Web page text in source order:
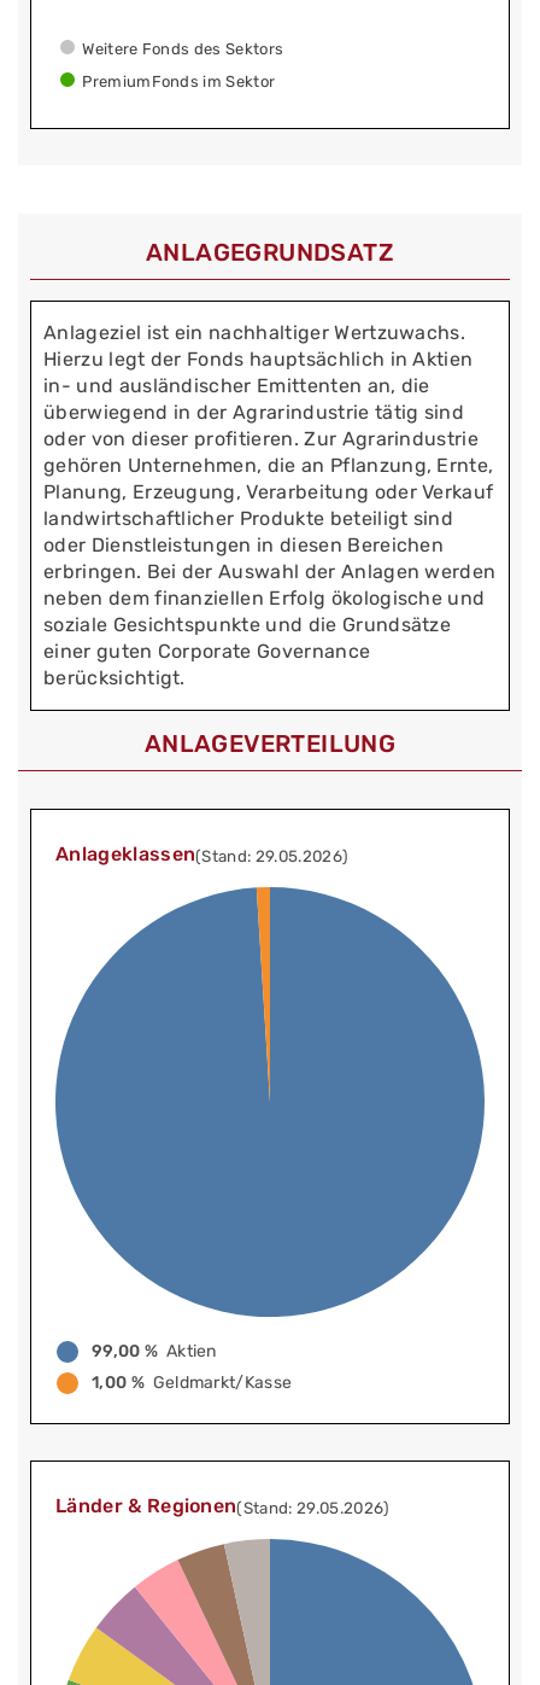
Weitere Fonds des Sektors
PremiumFonds im Sektor
ANLAGEGRUNDSATZ
Anlageziel ist ein nachhaltiger Wertzuwachs.
Hierzu legt der Fonds hauptsächlich in Aktien
in- und ausländischer Emittenten an, die
überwiegend in der Agrarindustrie tätig sind
oder von dieser profitieren. Zur Agrarindustrie
gehören Unternehmen, die an Pflanzung, Ernte,
Planung, Erzeugung, Verarbeitung oder Verkauf
landwirtschaftlicher Produkte beteiligt sind
oder Dienstleistungen in diesen Bereichen
erbringen. Bei der Auswahl der Anlagen werden
neben dem finanziellen Erfolg ökologische und
soziale Gesichtspunkte und die Grundsätze
einer guten Corporate Governance
berücksichtigt.
ANLAGEVERTEILUNG
Anlageklassen(Stand: 29.05.2026)
99,00 % Aktien
1,00 % Geldmarkt/Kasse
Länder & Regionen(Stand: 29.05.2026)